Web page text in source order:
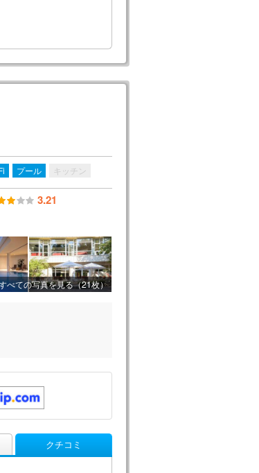
プール キッチン
3.21
べての写真を見る（21枚）
クチコミ